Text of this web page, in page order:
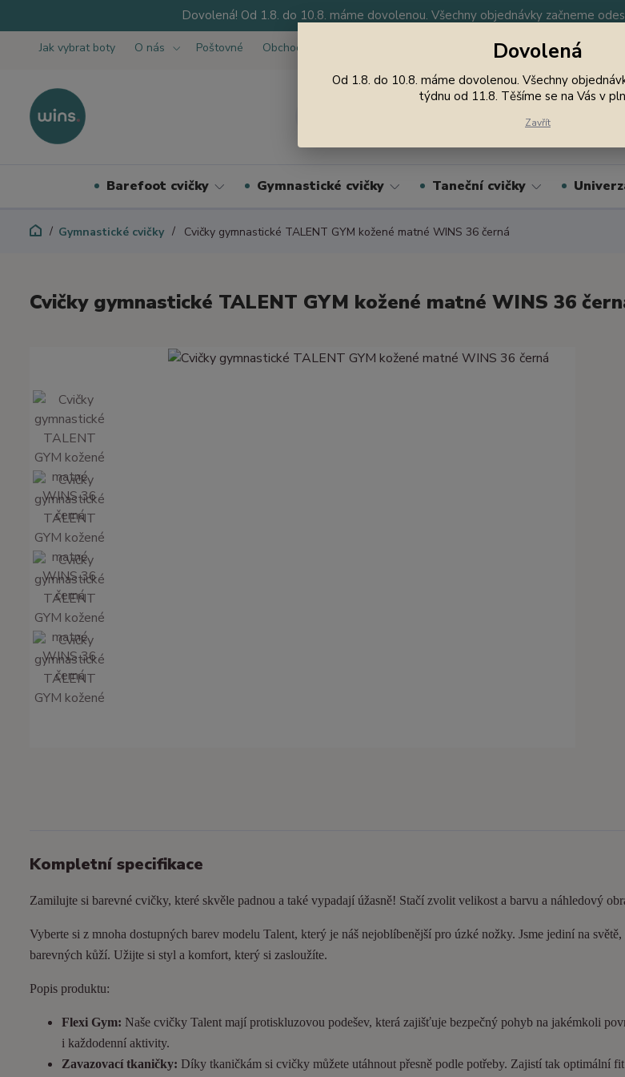
Dovolená! Od 1.8. do 10.8. máme dovolenou. Všechny objednávky začneme
Jak vybrat boty O nás Poštovné Obchodní podmínky Nevíte si rady? Zavolejte.
Barefoot cvičky Gymnastické cvičky Taneční cvičky
Gymnastické cvičky Cvičky gymnastické TALENT GYM kožené matné WINS 36 černá
Cvičky gymnastické TALENT GYM kožené matné WINS 36
Kompletní specifikace
Zamilujte si barevné cvičky, které skvěle padnou a také vypadají úžasně! Stačí zvolit velikost a barvu a náhledový
Vyberte si z mnoha dostupných barev modelu Talent, který je náš nejoblíbenější pro úzké nožky. Jsme jediní na
barevných kůží. Užijte si styl a komfort, který si zasloužíte.
Popis produktu:
Flexi Gym: Naše cvičky Talent mají protiskluzovou podešev, která zajišťuje bezpečný pohyb na jakémkoli
i každodenní aktivity.
Zavazovací tkaničky: Díky tkaničkám si cvičky můžete utáhnout přesně podle potřeby. Zajistí tak optimální
Dovolená
Od 1.8. do 10.8. máme dovolenou. Všechny
týdnu od 11.8. Těšíme se na Vás v
Zavřít